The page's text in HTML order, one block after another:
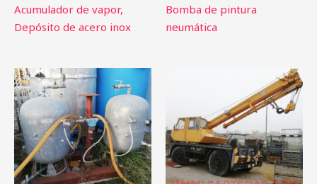
Acumulador de vapor,
Depósito de acero inox
Bomba de pintura
neumática